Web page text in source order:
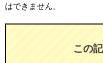
はできません。
この